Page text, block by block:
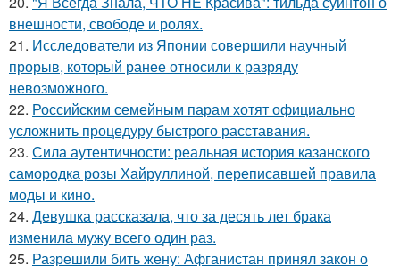
внешности, свободе и ролях.
21. Исследователи из Японии совершили научный
прорыв, который ранее относили к разряду
невозможного.
22. Российским семейным парам хотят официально
усложнить процедуру быстрого расставания.
23. Сила аутентичности: реальная история казанского
самородка розы Хайруллиной, переписавшей правила
моды и кино.
24. Девушка рассказала, что за десять лет брака
изменила мужу всего один раз.
25. Разрешили бить жену: Афганистан принял закон о